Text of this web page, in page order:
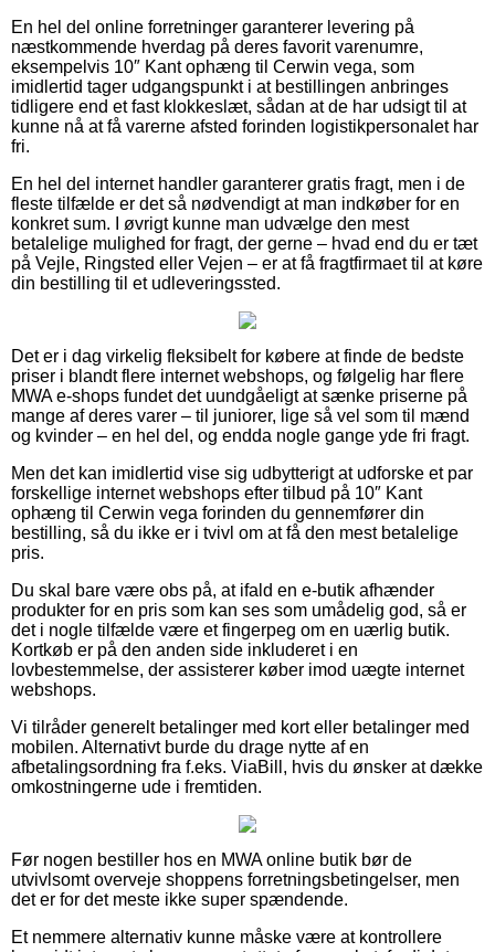
En hel del online forretninger garanterer levering på
næstkommende hverdag på deres favorit varenumre,
eksempelvis 10″ Kant ophæng til Cerwin vega, som
imidlertid tager udgangspunkt i at bestillingen anbringes
tidligere end et fast klokkeslæt, sådan at de har udsigt til at
kunne nå at få varerne afsted forinden logistikpersonalet har
fri.
En hel del internet handler garanterer gratis fragt, men i de
fleste tilfælde er det så nødvendigt at man indkøber for en
konkret sum. I øvrigt kunne man udvælge den mest
betalelige mulighed for fragt, der gerne – hvad end du er tæt
på Vejle, Ringsted eller Vejen – er at få fragtfirmaet til at køre
din bestilling til et udleveringssted.
Det er i dag virkelig fleksibelt for købere at finde de bedste
priser i blandt flere internet webshops, og følgelig har flere
MWA e-shops fundet det uundgåeligt at sænke priserne på
mange af deres varer – til juniorer, lige så vel som til mænd
og kvinder – en hel del, og endda nogle gange yde fri fragt.
Men det kan imidlertid vise sig udbytterigt at udforske et par
forskellige internet webshops efter tilbud på 10″ Kant
ophæng til Cerwin vega forinden du gennemfører din
bestilling, så du ikke er i tvivl om at få den mest betalelige
pris.
Du skal bare være obs på, at ifald en e-butik afhænder
produkter for en pris som kan ses som umådelig god, så er
det i nogle tilfælde være et fingerpeg om en uærlig butik.
Kortkøb er på den anden side inkluderet i en
lovbestemmelse, der assisterer køber imod uægte internet
webshops.
Vi tilråder generelt betalinger med kort eller betalinger med
mobilen. Alternativt burde du drage nytte af en
afbetalingsordning fra f.eks. ViaBill, hvis du ønsker at dække
omkostningerne ude i fremtiden.
Før nogen bestiller hos en MWA online butik bør de
utvivlsomt overveje shoppens forretningsbetingelser, men
det er for det meste ikke super spændende.
Et nemmere alternativ kunne måske være at kontrollere